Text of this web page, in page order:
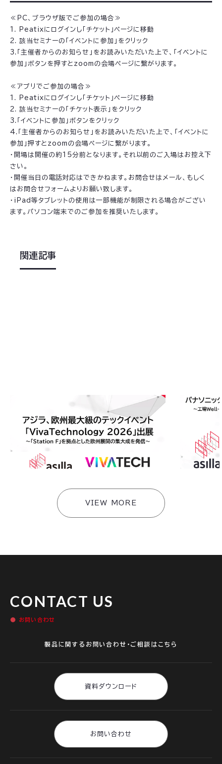
≪PC、ブラウザ版でご参加の場合≫
1. Peatixにログインし「チケット」ページに移動
2. 該当セミナーの「イベントに参加」をクリック
3.「主催者からのお知らせ」をお読みいただいた上で、「イベントに
参加」ボタンを押すとzoomの会場ページに繋がります。
≪アプリでご参加の場合≫
1. Peatixにログインし「チケット」ページに移動
2. 該当セミナーの「チケット表示」をクリック
3.「イベントに参加」ボタンをクリック
4.「主催者からのお知らせ」をお読みいただいた上で、「イベントに
参加」押すとzoomの会場ページに繋がります。
・開場は開催の約15分前となります。それ以前のご入場はお控え下
さい。
・開催当日の電話対応はできかねます。お問合せはメール、もしく
はお問合せフォームよりお願い致します。
・iPad等タブレットの使用は一部機能が制限される場合がござい
ます。パソコン端末でのご参加を推奨いたします。
関連記事
アジラ、欧州最大級のテックイベント「VivaTechn
ology 2026」に出展〜東京都「Viva Tech 20
26出展プログラム」採択企業として「Station F」
を拠点とした欧州展開の集大成を発信〜
イベント
2026.03 .
に登壇 〜
た共同開発
イベント
VIEW MORE
CONTACT US
お問い合わせ
製品に関するお問い合わせ・ご相談はこちら
資料ダウンロード
お問い合わせ